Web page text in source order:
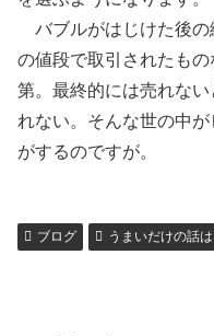
バブルがはじけた後の
の値段で取引されたも
第。最終的には売れな
れない。そんな世の中
がするのですが。
ブログ うまいだけの話